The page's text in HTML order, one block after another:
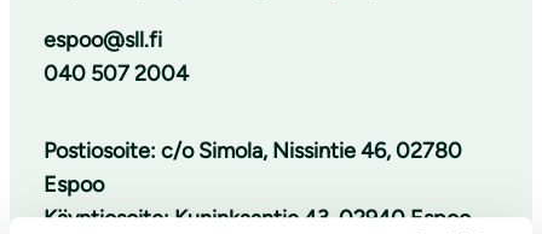
espoo@sll.fi
040 507 2004
Postiosoite: c/o Simola, Nissintie 46, 02780
Espoo
Käyntiosoite: Kuninkaantie 43, 02940 Espoo